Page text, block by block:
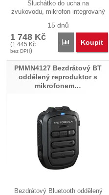
Sluchátko do ucha na
zvukovodu, mikrofon integrovaný
15 dnů
1 748 Kč
(1 445 Kč
bez DPH)
PřidatKoupit
PMMN4127 Bezdrátový BT
oddělený reproduktor s
mikrofonem…
Bezdrátový Bluetooth oddělený